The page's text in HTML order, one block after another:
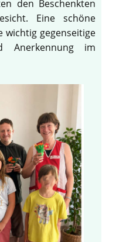
den Beschenkten
Eine schöne
wichtig gegenseitige
Anerkennung im